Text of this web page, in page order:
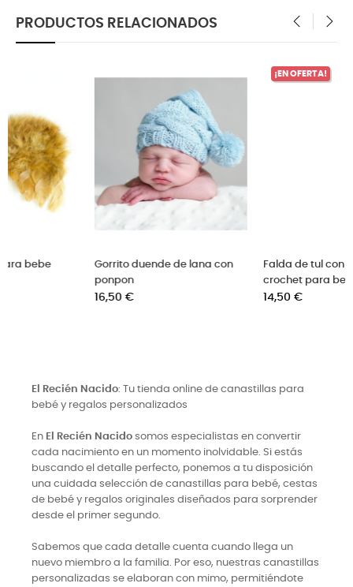
PRODUCTOS RELACIONADOS
Falda de tul con cuerpo de
crochet para bebe
Conjunto crochet bebe.
Disfraz halloween
El Recién Nacido: Tu tienda online de canastillas para
bebé y regalos personalizados
En El Recién Nacido somos especialistas en convertir
cada nacimiento en un momento inolvidable. Si estás
buscando el detalle perfecto, ponemos a tu disposición
una cuidada selección de canastillas para bebé, cestas
de bebé y regalos originales diseñados para sorprender
desde el primer segundo.
Sabemos que cada detalle cuenta cuando llega un
nuevo miembro a la familia. Por eso, nuestras canastillas
personalizadas se elaboran con mimo, permitiéndote